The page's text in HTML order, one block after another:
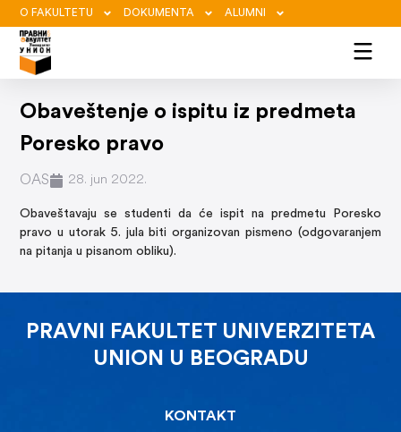
O FAKULTETU DOKUMENTA ALUMNI
Obaveštenje o ispitu iz predmeta
Poresko pravo
OAS 28. jun 2022.
Obaveštavaju se studenti da će ispit na predmetu Poresko
pravo u utorak 5. jula biti organizovan pismeno (odgovaranjem
na pitanja u pisanom obliku).
PRAVNI FAKULTET UNIVERZITETA
UNION U BEOGRADU
KONTAKT